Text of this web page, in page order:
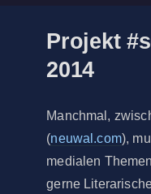
Projekt
2014
Manchmal,
(neuwal.com),
medialen
gerne